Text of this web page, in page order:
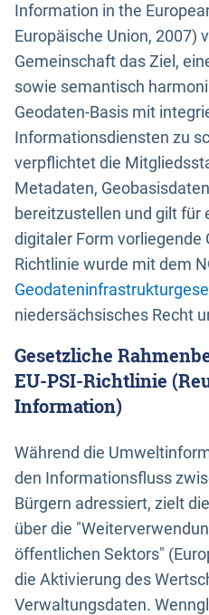
Information in the
Europäische Union, 2007)
Gemeinschaft das Ziel,
sowie semantisch
Geodaten-Basis mit
Informationsdiensten zu
verpflichtet die
Metadaten,
bereitzustellen und gilt für
digitaler Form vorliegende
Richtlinie wurde mit dem
niedersächsisches Recht
Gesetzliche
EU-PSI-Richtlinie
Information)
Während die
den Informationsfluss
Bürgern adressiert, zielt
über die
öffentlichen Sektors"
die Aktivierung des
Verwaltungsdaten.